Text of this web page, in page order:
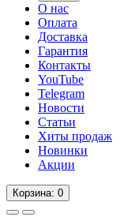
О нас
Оплата
Доставка
Гарантия
Контакты
YouTube
Telegram
Новости
Статьи
Хиты продаж
Новинки
Акции
Корзина: 0